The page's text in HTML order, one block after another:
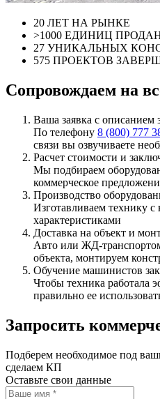
20 ЛЕТ НА РЫНКЕ
>1000 ЕДИНИЦ
27 УНИКАЛЬНЫХ
575 ПРОЕКТОВ
Сопровождаем на
Ваша заявка с описанием
По телефону 8 (800) 777
связи вы озвучиваете
Расчет стоимости и
Мы подбираем
коммерческое
Производство
Изготавливаем технику
характеристиками
Доставка на объект и
Авто или ЖД-
объекта, монтируем
Обучение машинистов
Чтобы техника работала
правильно ее
Запросить
Подберем необходимое под
сделаем КП
Оставьте свои данные